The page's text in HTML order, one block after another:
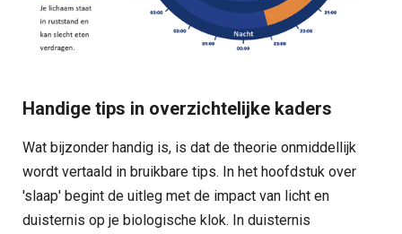
Handige tips in overzichtelijke kaders
Wat bijzonder handig is, is dat de theorie onmiddellijk
wordt vertaald in bruikbare tips. In het hoofdstuk over
'slaap' begint de uitleg met de impact van licht en
duisternis op je biologische klok. In duisternis